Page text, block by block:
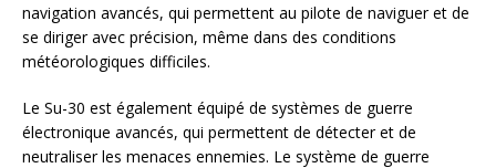
navigation avancés, qui permettent au pilote de naviguer et de
se diriger avec précision, même dans des conditions
météorologiques difficiles.
Le Su-30 est également équipé de systèmes de guerre
électronique avancés, qui permettent de détecter et de
neutraliser les menaces ennemies. Le système de guerre